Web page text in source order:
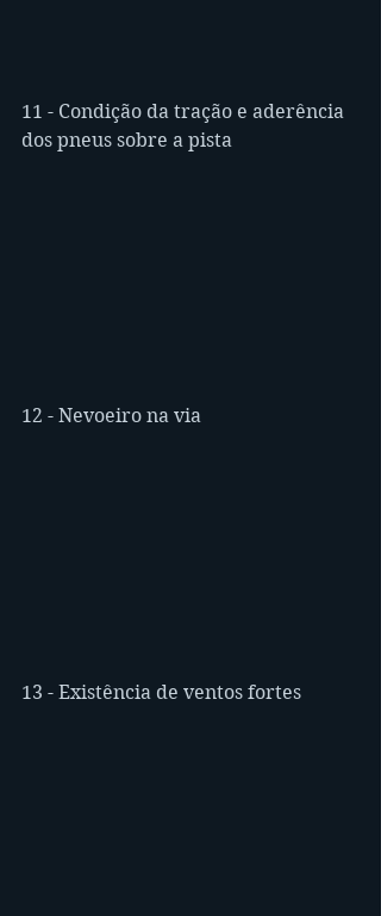
11 - Condição da tração e aderência
dos pneus sobre a pista
12 - Nevoeiro na via
13 - Existência de ventos fortes